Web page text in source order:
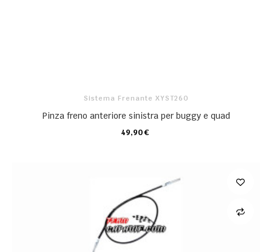
Sistema Frenante XYST260
Pinza freno anteriore sinistra per buggy e quad
49,90 €
CARRELLO